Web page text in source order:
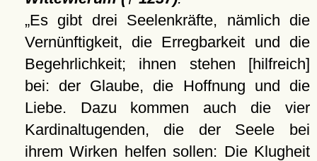
Es gibt drei Seelenkräfte, nämlich die
Vernünftigkeit, die Erregbarkeit und die
Begehrlichkeit; ihnen stehen [hilfreich]
bei: der Glaube, die Hoffnung und die
Liebe. Dazu kommen auch die vier
Kardinaltugenden, die der Seele bei
ihrem Wirken helfen sollen: Die Klugheit